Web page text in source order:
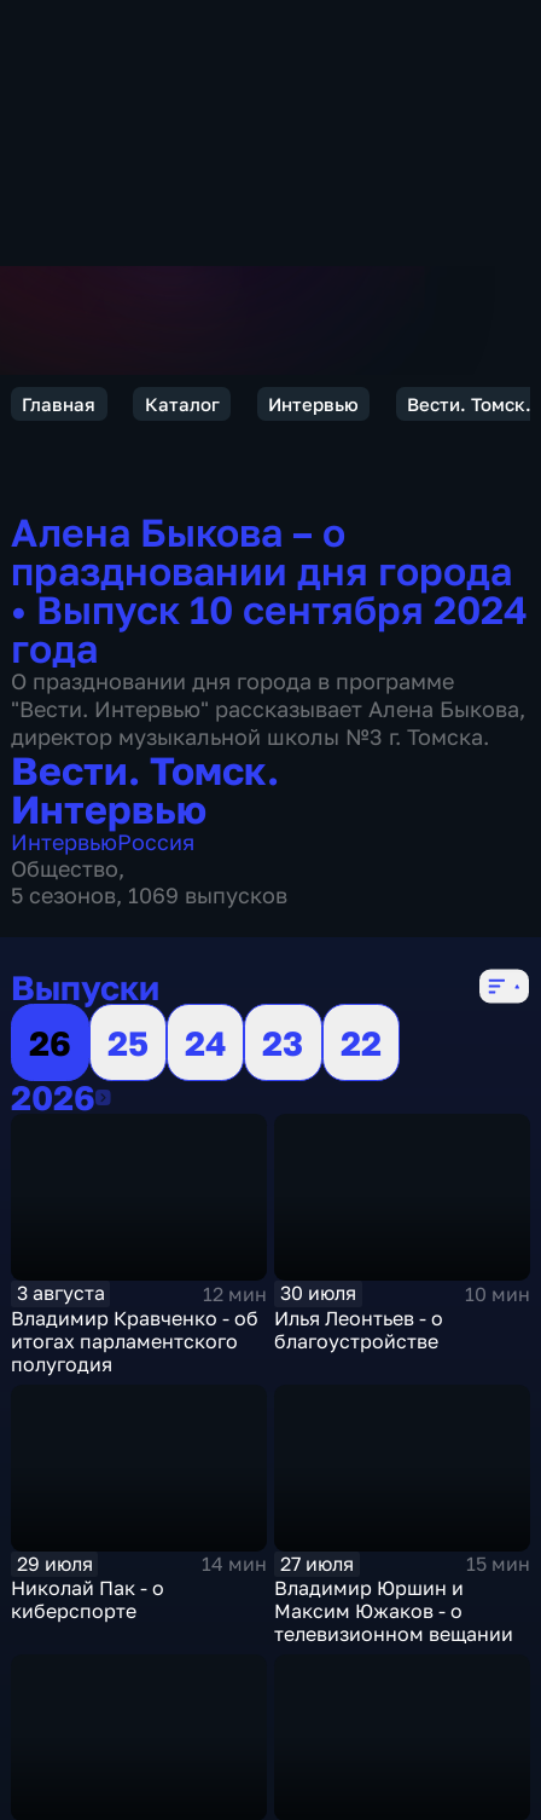
Главная Каталог Интервью Вести. Томск.
Алена Быкова – о
праздновании дня города
•Выпуск 10 сентября 2024
года
О праздновании дня города в программе
"Вести. Интервью" рассказывает Алена Быкова,
директор музыкальной школы №3 г. Томска.
Вести. Томск.
Интервью
ИнтервьюРоссия
Общество,
5 сезонов, 1069 выпусков
Выпуски
26
25 24 23
22
20262026
3 августа
12 мин
Владимир Кравченко - об
итогах парламентского
полугодия
30 июля
10 мин
Илья Леонтьев - о
благоустройстве
29 июля
14 мин
Николай Пак - о
киберспорте
27 июля
15 мин
Владимир Юршин и
Максим Южаков - о
телевизионном вещании